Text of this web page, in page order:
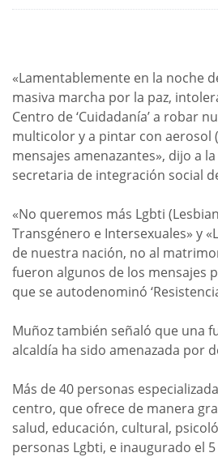
«Lamentablemente en la noche
masiva marcha por la paz,
Centro de ‘Cuidadanía’ a robar
multicolor y a pintar con aerosol
mensajes amenazantes», dijo a la
secretaria de integración social
«No queremos más Lgbti
Transgénero e Intersexuales» y
de nuestra nación, no al
fueron algunos de los mensajes
que se autodenominó
Muñoz también señaló que una
alcaldía ha sido amenazada por
Más de 40 personas
centro, que ofrece de manera
salud, educación, cultural,
personas Lgbti, e inaugurado el